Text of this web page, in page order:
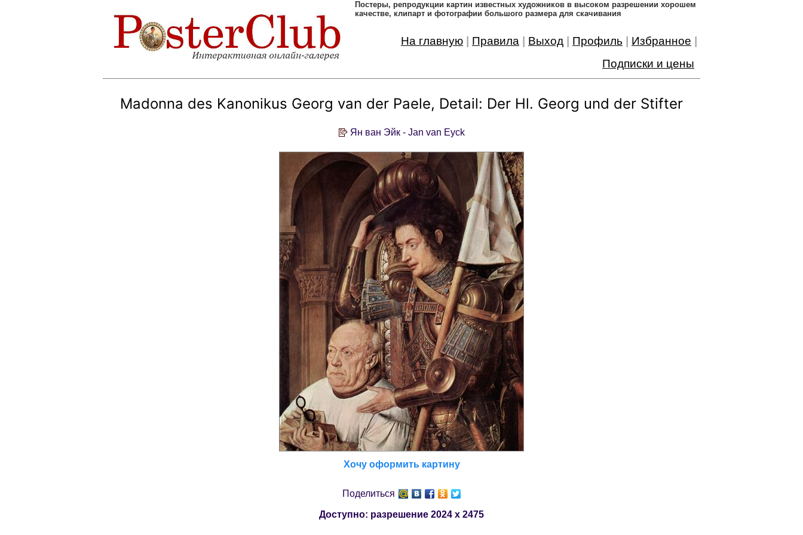
Постеры, pепродукции картин известных художников в высоком разрешении хорошем
качестве, клипарт и фотографии большого размера для скачивания
На главную Правила Выход Профиль Избранное
Подписки и цены
Madonna des Kanonikus Georg van der Paele, Detail: Der Hl. Georg und der Stifter
Ян ван Эйк - Jan van Eyck
Хочу оформить картину
Поделиться
Доступно: разрешение 2024 x 2475